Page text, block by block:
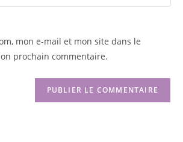
mon e-mail et mon site dans le
prochain commentaire.